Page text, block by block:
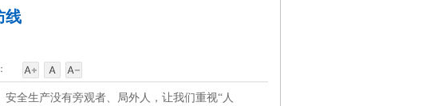
线
全生产没有旁观者、局外人，让我们重视“人